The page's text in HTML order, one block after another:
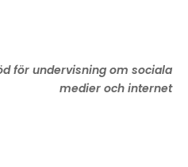
för undervisning om sociala
medier och internet